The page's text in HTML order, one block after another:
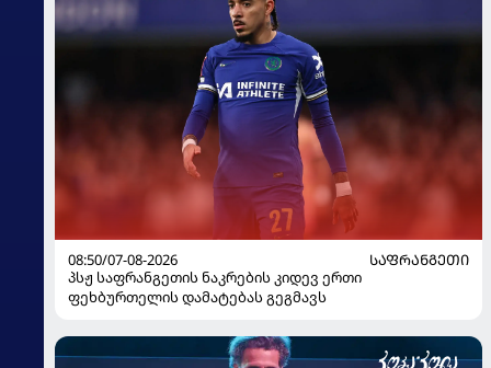
08:50/07-08-2026
ᲡᲐᲤᲠᲐᲜᲒᲔᲗᲘ
პსჟ საფრანგეთის ნაკრების კიდევ ერთი
ფეხბურთელის დამატებას გეგმავს